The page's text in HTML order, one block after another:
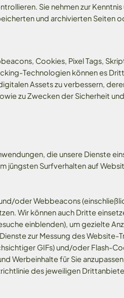
Sie nehmen zur Kenntnis
und archivierten Seiten
Cookies, Pixel Tags,
Technologien können es
Assets zu verbessern,
zu Zwecken der Sicherheit
die unsere Dienste
jüngsten Surfverhalten auf
oder Webbeacons
Wir können auch Dritte
einblenden), um gezielte
zur Messung des Website-
GIFs) und/oder Flash-
Werbeinhalte für Sie
des jeweiligen